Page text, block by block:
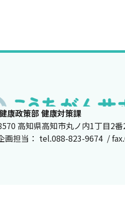
康政策部 健康対策課
高知県高知市丸ノ内1丁目2
画担当： tel.088-823-9674 /